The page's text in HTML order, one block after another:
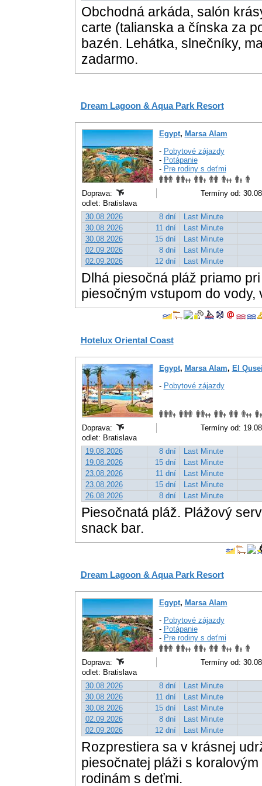
Obchodná arkáda, salón
carte (talianska a čínska za
bazén. Lehátka, slnečníky,
zadarmo.
Dream Lagoon & Aqua Park Resort
Egypt, Marsa Alam
- Pobytové zájazdy
- Potápanie
- Pre rodiny s deťmi
Doprava:
Termíny od:
odlet: Bratislava
30.08.2026
8 dní
Last Minute
30.08.2026
11 dní
Last Minute
30.08.2026
15 dní
Last Minute
02.09.2026
8 dní
Last Minute
02.09.2026
12 dní Last Minute
Dlhá piesočná pláž priamo
piesočným vstupom do vody,
Hotelux Oriental Coast
Egypt, Marsa Alam, El
- Pobytové zájazdy
Doprava:
Termíny od:
odlet: Bratislava
19.08.2026
8 dní
Last Minute
19.08.2026
15 dní
Last Minute
23.08.2026
11 dní
Last Minute
23.08.2026
15 dní
Last Minute
26.08.2026
8 dní Last Minute
Piesočnatá pláž. Plážový
snack bar.
Dream Lagoon & Aqua Park Resort
Egypt, Marsa Alam
- Pobytové zájazdy
- Potápanie
- Pre rodiny s deťmi
Doprava:
Termíny od:
odlet: Bratislava
30.08.2026
8 dní
Last Minute
30.08.2026
11 dní
Last Minute
30.08.2026
15 dní
Last Minute
02.09.2026
8 dní
Last Minute
02.09.2026
12 dní Last Minute
Rozprestiera sa v krásnej
piesočnatej pláži s
rodinám s deťmi.